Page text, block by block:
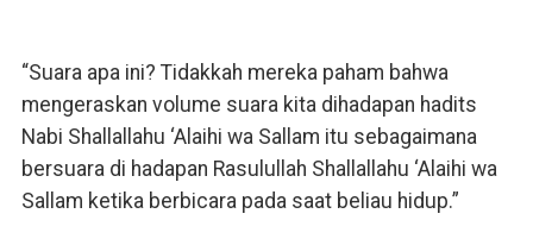
“Suara apa ini? Tidakkah mereka paham bahwa
mengeraskan volume suara kita dihadapan hadits
Nabi Shallallahu ‘Alaihi wa Sallam itu sebagaimana
bersuara di hadapan Rasulullah Shallallahu ‘Alaihi wa
Sallam ketika berbicara pada saat beliau hidup.”